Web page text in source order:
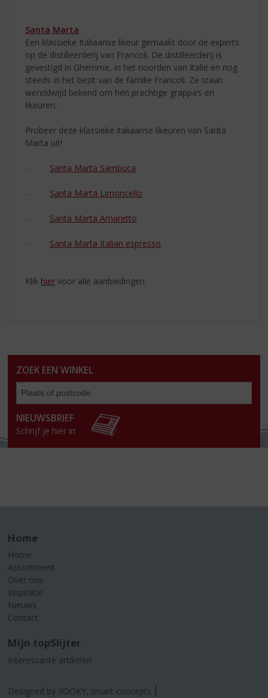
Santa Marta
Een klassieke Italiaanse likeur gemaakt door de experts
op de distilleerderij van Francoli. De distilleerderij is
gevestigd in Ghemme, in het noorden van Italië en nog
steeds in het bezit van de familie Francoli. Ze staan
wereldwijd bekend om hen prachtige grappa’s en
likeuren.
Probeer deze klassieke italiaanse likeuren van Santa
Marta uit!
- Santa Marta Sambuca
- Santa Marta Limoncello
- Santa Marta Amaretto
- Santa Marta Italian espresso
Klik hier voor alle aanbiedingen
ZOEK EEN WINKEL
NIEUWSBRIEF
Schrijf je hier in
Home
Home
Assortiment
Over ons
Inspiratie
Nieuws
Contact
Mijn topSlijter
Interessante artikelen
Designed by YOOKY, smart concepts